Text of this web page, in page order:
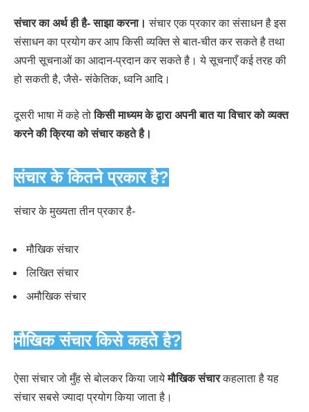
संचार का अर्थ ही है- साझा करना। संचार एक प्रकार का संसाधन है इस
संसाधन का प्रयोग कर आप किसी व्यक्ति से बात-चीत कर सकते है तथा
अपनी सूचनाओं का आदान-प्रदान कर सकते है। ये सूचनाएँ कई तरह की
हो सकती है, जैसे- संकेतिक, ध्वनि आदि।
दूसरी भाषा में कहे तोकिसी माध्यम के द्वारा अपनी बात या विचार को व्यक्त
करने की क्रिया को संचार कहते है।
संचार के कितने प्रकार है?
संचार के मुख्यता तीन प्रकार है-
मौखिक संचार
लिखित संचार
अमौखिक संचार
मौखिक संचार किसे कहते है?
ऐसा संचार जो मुँह से बोलकर किया जायेमौखिक संचारकहलाता है यह
संचार सबसे ज्यादा प्रयोग किया जाता है।